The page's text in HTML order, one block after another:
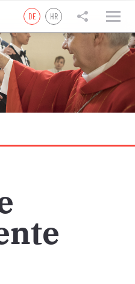
DE HR
tweet
teilen
teilen